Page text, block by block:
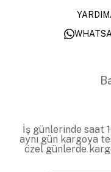
İş günlerinde saat
aynı gün kargoya
özel günlerde